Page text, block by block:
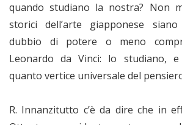
quando studiano la nostra? Non
storici dell’arte giapponese
dubbio di potere o meno
Leonardo da Vinci: lo studiano,
quanto vertice universale del
R. Innanzitutto c’è da dire che in